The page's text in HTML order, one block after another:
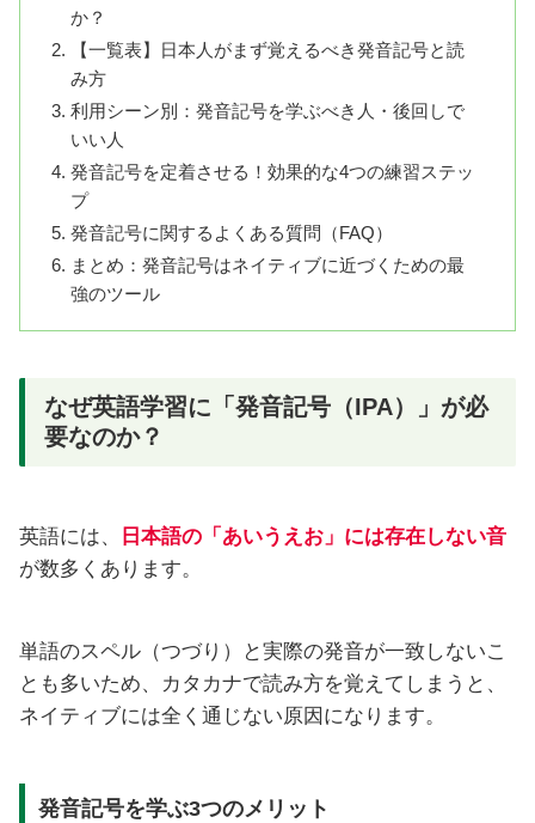
か？
【一覧表】日本人がまず覚えるべき発音記号と読
み方
利用シーン別：発音記号を学ぶべき人・後回しで
いい人
発音記号を定着させる！効果的な4つの練習ステッ
プ
発音記号に関するよくある質問（FAQ）
まとめ：発音記号はネイティブに近づくための最
強のツール
なぜ英語学習に「発音記号（IPA）」が必
要なのか？
英語には、
日本語の「あいうえお」には存在しない音
が数多くあります。
単語のスペル（つづり）と実際の発音が一致しないこ
とも多いため、カタカナで読み方を覚えてしまうと、
ネイティブには全く通じない原因になります。
発音記号を学ぶ3つのメリット